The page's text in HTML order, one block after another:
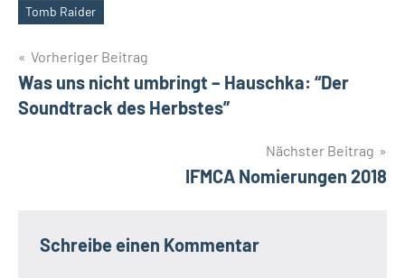
Schlagwörter
Tomb Raider
Beitragsnavigation
Vorheriger Beitrag
Was uns nicht umbringt – Hauschka: “Der
Soundtrack des Herbstes”
Nächster Beitrag
IFMCA Nomierungen 2018
Schreibe einen Kommentar